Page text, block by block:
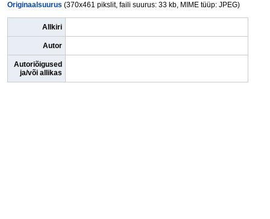
Originaalsuurus (370x461 pikslit, faili suurus: 33 kb, MIME tüüp: JPEG)
Allkiri
Autor
Autoriõigused
ja/või allikas